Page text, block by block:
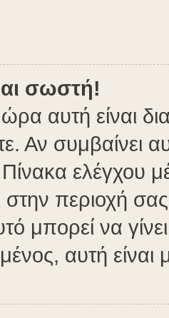
σωστή!
ώρα αυτή είναι
Αν συμβαίνει
Πίνακα ελέγχου
στην περιοχή
μπορεί να
αυτή είναι